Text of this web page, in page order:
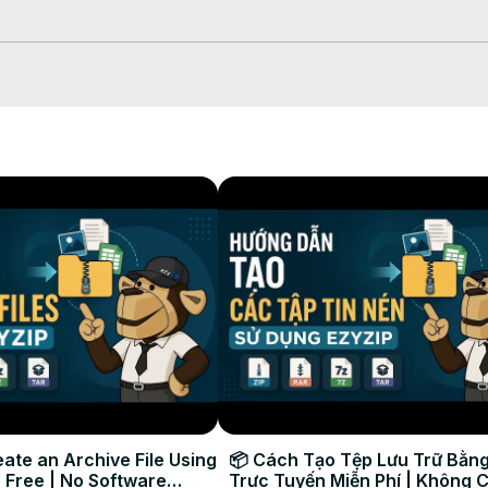
que levará algum tempo para ser concluído.
an Archive File Using
Free | No Software
📦 Cách Tạo Tệp Lưu Trữ
Trực Tuyến Miễn Phí | Không